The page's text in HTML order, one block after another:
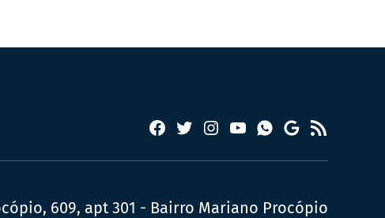
Facebook
TwitterInstagram
YouTubeWhatsapp
Google
News
RSS
609, apt 301 - Bairro Mariano Procópio